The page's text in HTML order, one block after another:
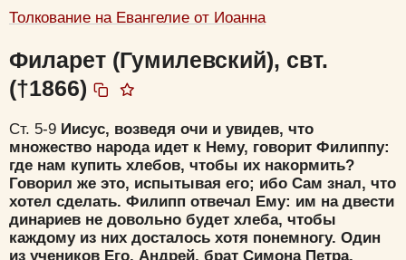
Толкование на Евангелие от Иоанна
Филарет (Гумилевский), свт.
(†1866)
Ст. 5-9 Иисус, возведя очи и увидев, что
множество народа идет к Нему, говорит Филиппу:
где нам купить хлебов, чтобы их накормить?
Говорил же это, испытывая его; ибо Сам знал, что
хотел сделать. Филипп отвечал Ему: им на двести
динариев не довольно будет хлеба, чтобы
каждому из них досталось хотя понемногу. Один
из учеников Его, Андрей, брат Симона Петра,